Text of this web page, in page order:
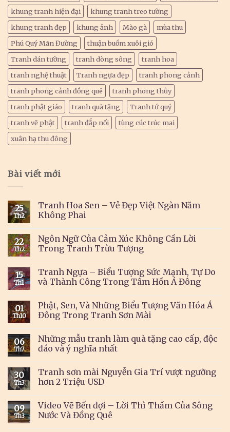
khung tranh hiện đại
khung tranh treo tường
khung tranh đẹp
khung ảnh Mào gà
mùa thu
Phú Quý Mãn Đường
thuận buồm xuôi gió
Tranh dán tường
tranh dòng sông
tranh hoa
tranh nghệ thuật
Tranh ngựa đẹp
tranh phong cảnh
tranh phong cảnh đồng quê
tranh phong thủy
tranh phật giáo
tranh quà tặng
Tranh tứ quý
tranh vẽ phật
tranh đắp nổi
tùng cúc trúc mai
xuân hạ thu đông
Bài viết mới
25
Th2
Tranh Hoa Sen – Vẻ Đẹp Việt Ngàn Năm
Không Phai
22
Th2
Ngôn Ngữ Của Cảm Xúc Không Cần Lời
Trong Tranh Trừu Tượng
15
Th1
Tranh Ngựa – Biểu Tượng Sức Mạnh, Tự Do
và Thành Công Trong Tâm Hồn Á Đông
01
Th10
Phật, Sen, Và Những Biểu Tượng Văn Hóa Á
Đông Trong Tranh Sơn Mài
06
Th7
Những mẫu tranh làm quà tặng cao cấp, độc
đáo và ý nghĩa nhất
30
Th3
Tranh sơn mài Nguyễn Gia Trí vượt ngưỡng
hơn 2 Triệu USD
09
Th3
Video Vẽ Bến đợi – Lời Thì Thầm Của Sông
Nước Và Đồng Quê